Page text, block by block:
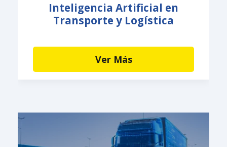
Inteligencia Artificial en
Transporte y Logística
Ver Más